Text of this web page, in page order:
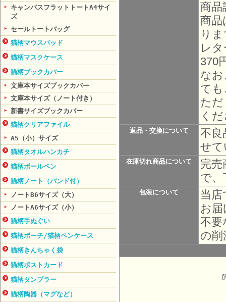
キャンバスフラットトートA4サイ
ズ
セールトートバッグ
猫柄マウスパッド
猫柄マスクケース
猫柄ブックカバー
文庫本サイズブックカバー
文庫本サイズ（ノート付き）
新書サイズブックカバー
猫柄クリアファイル
A5（小）サイズ
猫柄タオルハンカチ
猫柄ボールペン
猫柄ノート（バンド付）
ノートB6サイズ（大）
ノートA6サイズ（小）
猫柄手ぬぐい
猫柄ポーチ/猫柄ペンケース
猫柄きんちゃく袋
猫柄ポストカード
猫柄タンブラー
猫柄陶器（マグなど）
商品
商品
り
レ
370
な
て
た
く
返品・交換について
不良
せ
在庫切れ商品について
完
で、
包装について
当
お
不要
の